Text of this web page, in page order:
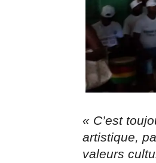
« C’est
artistique,
valeurs